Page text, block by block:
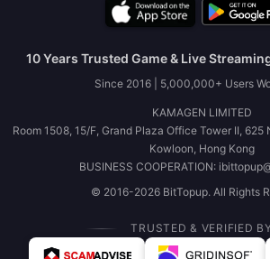
10 Years Trusted Game & Live
Since 2016 | 5,000,000+ Users
KAMAGEN LIMITED
Room 1508, 15/F, Grand Plaza Office Tower II, 625
Kowloon, Hong Kong
BUSINESS COOPERATION:
© 2016-2026 BitTopup. All Rights
TRUSTED & VERIFIED